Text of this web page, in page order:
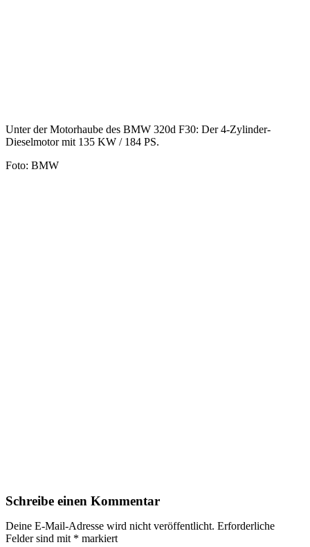
Unter der Motorhaube des BMW 320d F30: Der 4-Zylinder-
Dieselmotor mit 135 KW / 184 PS.
Foto: BMW
Schreibe einen Kommentar
Deine E-Mail-Adresse wird nicht veröffentlicht. Erforderliche
Felder sind mit * markiert